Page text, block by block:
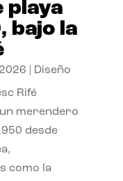
playa
bajo la
Diseño
Rifé
merendero
desde
como la